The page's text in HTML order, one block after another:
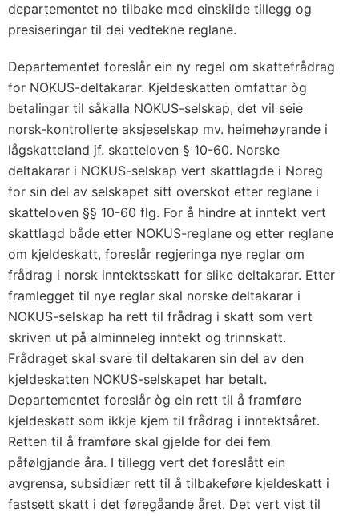
departementet no tilbake med einskilde tillegg og
presiseringar til dei vedtekne reglane.
Departementet foreslår ein ny regel om skattefrådrag
for NOKUS-deltakarar. Kjeldeskatten omfattar òg
betalingar til såkalla NOKUS-selskap, det vil seie
norsk-kontrollerte aksjeselskap mv. heimehøyrande i
lågskatteland jf. skatteloven § 10-60. Norske
deltakarar i NOKUS-selskap vert skattlagde i Noreg
for sin del av selskapet sitt overskot etter reglane i
skatteloven §§ 10-60 flg. For å hindre at inntekt vert
skattlagd både etter NOKUS-reglane og etter reglane
om kjeldeskatt, foreslår regjeringa nye reglar om
frådrag i norsk inntektsskatt for slike deltakarar. Etter
framlegget til nye reglar skal norske deltakarar i
NOKUS-selskap ha rett til frådrag i skatt som vert
skriven ut på alminneleg inntekt og trinnskatt.
Frådraget skal svare til deltakaren sin del av den
kjeldeskatten NOKUS-selskapet har betalt.
Departementet foreslår òg ein rett til å framføre
kjeldeskatt som ikkje kjem til frådrag i inntektsåret.
Retten til å framføre skal gjelde for dei fem
påfølgjande åra. I tillegg vert det foreslått ein
avgrensa, subsidiær rett til å tilbakeføre kjeldeskatt i
fastsett skatt i det føregåande året. Det vert vist til